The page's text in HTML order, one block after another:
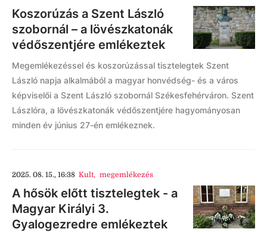
Koszorúzás a Szent László
szobornál – a lövészkatonák
védőszentjére emlékeztek
Megemlékezéssel és koszorúzással tisztelegtek Szent
László napja alkalmából a magyar honvédség- és a város
képviselői a Szent László szobornál Székesfehérváron. Szent
Lászlóra, a lövészkatonák védőszentjére hagyományosan
minden év június 27-én emlékeznek.
2025. 08. 15., 16:38 Kult, megemlékezés
A hősök előtt tisztelegtek - a
Magyar Királyi 3.
Gyalogezredre emlékeztek